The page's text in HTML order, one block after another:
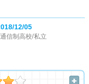
12/05
信制高校/私立